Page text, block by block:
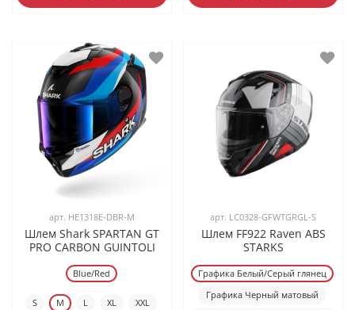
арт. HE1318E-DBR-M
Шлем Shark SPARTAN GT
PRO CARBON GUINTOLI
Blue/Red
S M L XL XXL
арт. LC0328-GFWTGRGL-S
Шлем FF922 Raven ABS
STARKS
Графика Белый/Серый глянец
Графика Черный матовый